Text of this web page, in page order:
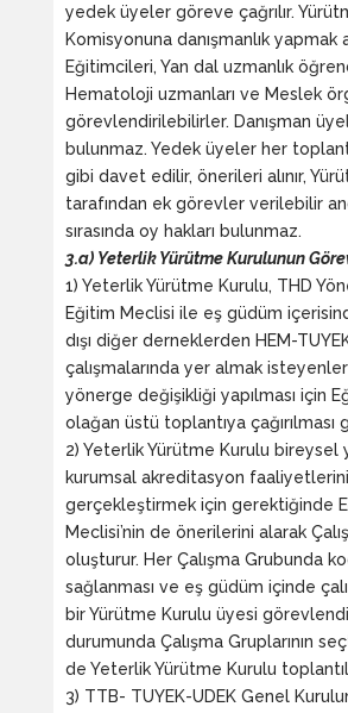
yedek üyeler göreve çağrılır.
Komisyonuna danışmanlık yapmak
Eğitimcileri, Yan dal uzmanlık
Hematoloji uzmanları ve Meslek
görevlendirilebilirler. Danışman
bulunmaz. Yedek üyeler her
gibi davet edilir, önerileri alınır,
tarafından ek görevler verilebilir
sırasında oy hakları bulunmaz.
3.a) Yeterlik Yürütme Kurulunun
1) Yeterlik Yürütme Kurulu, THD
Eğitim Meclisi ile eş güdüm
dışı diğer derneklerden HEM-
çalışmalarında yer almak
yönerge değişikliği yapılması için
olağan üstü toplantıya çağırılması
2) Yeterlik Yürütme Kurulu bireysel
kurumsal akreditasyon faaliyetlerini
gerçekleştirmek için gerektiğinde
Meclisi’nin de önerilerini alarak
oluşturur. Her Çalışma Grubunda
sağlanması ve eş güdüm içinde
bir Yürütme Kurulu üyesi
durumunda Çalışma Gruplarının
de Yeterlik Yürütme Kurulu
3) TTB- TUYEK-UDEK Genel